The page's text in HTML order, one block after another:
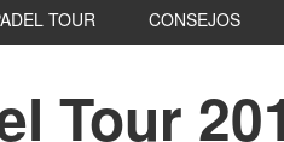
TOUR CONSEJOS
Tour